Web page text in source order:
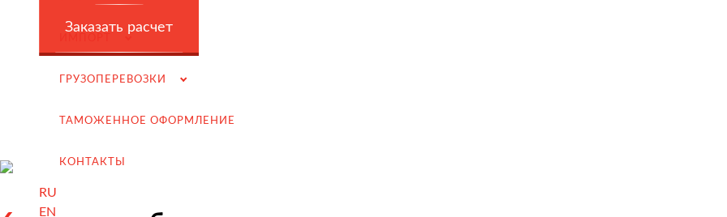
ГРУЗОПЕРЕВОЗКИ
ТАМОЖЕННОЕ ОФОРМЛЕНИЕ
КОНТАКТЫ
RU
EN
Заключение контрактов и согласование условий поставки
Таможенное оформление и разрешительная документация
Возмещение НДС при Импорте
Подбор иностранных поставщиков
Продвижение на российском рынке
Заказать расчет